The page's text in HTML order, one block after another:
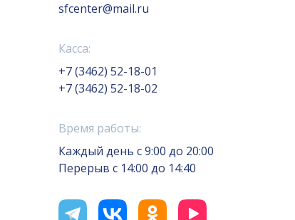
sfcenter@mail.ru
Касса:
+7 (3462) 52-18-01
+7 (3462) 52-18-02
Время работы:
Каждый день с 9:00 до 20:00
Перерыв с 14:00 до 14:40